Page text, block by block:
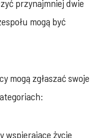
przynajmniej dwie
mogą być
mogą zgłaszać swoje
wspierające życie